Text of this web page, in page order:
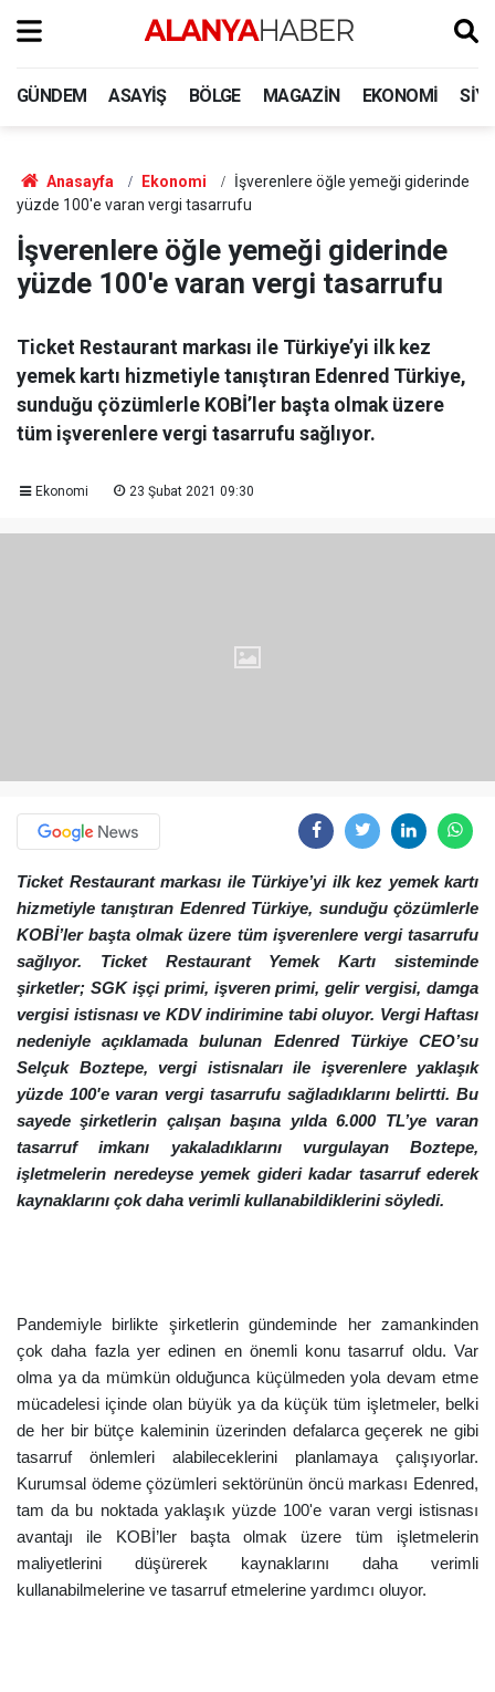
GÜNDEM ASAYIŞ BÖLGE MAGAZIN EKONOMI
Anasayfa Ekonomi
İşverenlere öğle yemeği giderinde
yüzde 100'e varan vergi tasarrufu
İşverenlere öğle yemeği giderinde
yüzde 100'e varan vergi tasarrufu
Ticket Restaurant markası ile Türkiye’yi ilk kez
yemek kartı hizmetiyle tanıştıran Edenred Türkiye,
sunduğu çözümlerle KOBİ’ler başta olmak üzere
tüm işverenlere vergi tasarrufu sağlıyor.
Ekonomi 23 Şubat 2021 09:30
Ticket Restaurant markası ile Türkiye’yi ilk kez yemek kartı
hizmetiyle tanıştıran Edenred Türkiye, sunduğu çözümlerle
KOBİ’ler başta olmak üzere tüm işverenlere vergi tasarrufu
sağlıyor. Ticket Restaurant Yemek Kartı sisteminde
şirketler; SGK işçi primi, işveren primi, gelir vergisi, damga
vergisi istisnası ve KDV indirimine tabi oluyor. Vergi Haftası
nedeniyle açıklamada bulunan Edenred Türkiye CEO’su
Selçuk Boztepe, vergi istisnaları ile işverenlere yaklaşık
yüzde 100'e varan vergi tasarrufu sağladıklarını belirtti. Bu
sayede şirketlerin çalışan başına yılda 6.000 TL’ye varan
tasarruf imkanı yakaladıklarını vurgulayan Boztepe,
işletmelerin neredeyse yemek gideri kadar tasarruf ederek
kaynaklarını çok daha verimli kullanabildiklerini söyledi.
Pandemiyle birlikte şirketlerin gündeminde her zamankinden
çok daha fazla yer edinen en önemli konu tasarruf oldu. Var
olma ya da mümkün olduğunca küçülmeden yola devam etme
mücadelesi içinde olan büyük ya da küçük tüm işletmeler, belki
de her bir bütçe kaleminin üzerinden defalarca geçerek ne gibi
tasarruf önlemleri alabileceklerini planlamaya çalışıyorlar.
Kurumsal ödeme çözümleri sektörünün öncü markası Edenred,
tam da bu noktada yaklaşık yüzde 100'e varan vergi istisnası
avantajı ile KOBİ’ler başta olmak üzere tüm işletmelerin
maliyetlerini düşürerek kaynaklarını daha verimli
kullanabilmelerine ve tasarruf etmelerine yardımcı oluyor.